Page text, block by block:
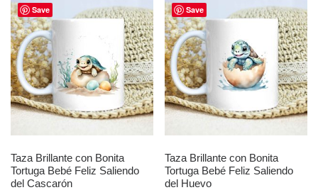
Save
Taza Brillante con Bonita
Tortuga Bebé Feliz Saliendo
del Cascarón
Save
Taza Brillante con Bonita
Tortuga Bebé Feliz Saliendo
del Huevo